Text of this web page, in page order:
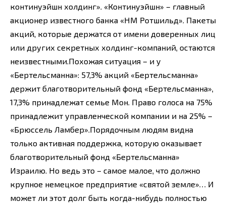
континуэйшн холдинг». «Континуэйшн» – главный
акционер известного банка «НМ Ротшильд». Пакеты
акций, которые держатся от имени доверенных лиц
или других секретных холдинг-компаний, остаются
неизвестными.Похожая ситуация – и у
«Бертельсманна»: 57,3% акций «Бертельсманна»
держит благотворительный фонд «Бертельсманна»,
17,3% принадлежат семье Мон. Право голоса на 75%
принадлежит управленческой компании и на 25% –
«Брюссель Ламбер».Порядочным людям видна
только активная поддержка, которую оказывает
благотворительный фонд «Бертельсманна»
Израилю. Но ведь это – самое малое, что должно
крупное немецкое предприятие «святой земле»… И
может ли этот долг быть когда-нибудь полностью